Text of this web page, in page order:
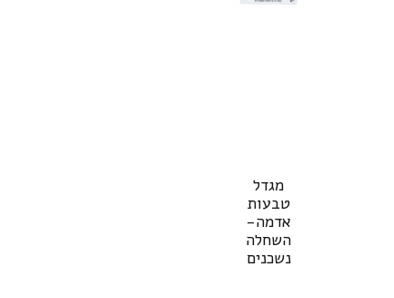
מגדל
טבעות
אדמה-
השחלה
נשכנים